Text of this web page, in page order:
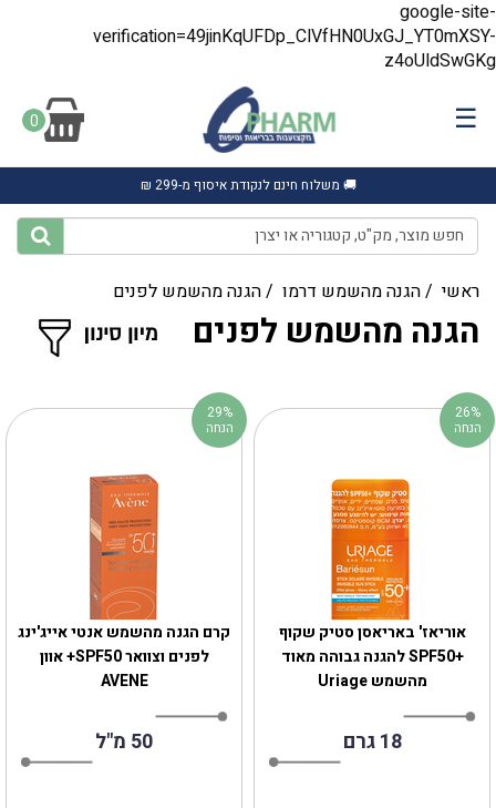
google-site-
verification=49jinKqUFDp_ClVfHN0UxGJ_YT0mXSY-
z4oUldSwGKg
☰
0
🚚 משלוח חינם לנקודת איסוף מ-299 ₪
ראשי /הגנה מהשמש דרמו /הגנה מהשמש לפנים
הגנה מהשמש לפנים
קרם הגנה מהשמש אנטי אייג'ינג
לפנים וצוואר SPF50+ אוון
AVENE
50 מ"ל
29%
הנחה
אוריאז' באריאסן סטיק שקוף
+SPF50 להגנה גבוהה מאוד
מהשמש Uriage
18 גרם
26%
הנחה